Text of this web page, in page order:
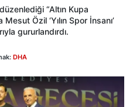
“Altın Kupa
Özil ‘Yılın Spor İnsanı’
gururlandırdı.
DHA